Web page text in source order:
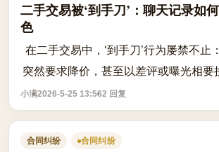
二手交易被‘到手刀’：聊天记录如
色
在二手交易中，‘到手刀’行为屡禁不止
突然要求降价，甚至以差评或曝光相要
步。此类行为不仅违背诚信原则，更可
同的违约。根据《民法典》相关
小满2026-5-25 13:562 回复
合同纠纷 合同纠纷